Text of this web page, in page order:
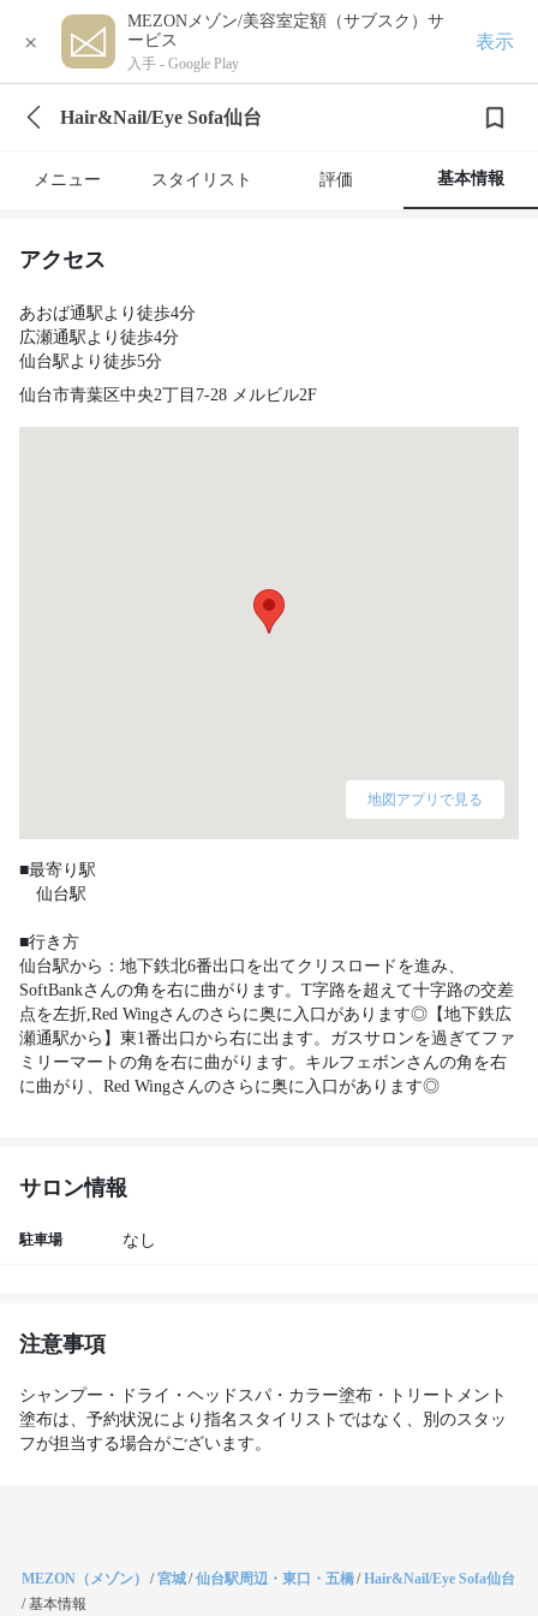
×
MEZONメゾン/美容室定額（サブスク）サ
ービス
入手 - Google Play
表示
Hair&Nail/Eye Sofa仙台
メニュー スタイリスト 評価 基本情報
アクセス
あおば通駅より徒歩4分
広瀬通駅より徒歩4分
仙台駅より徒歩5分
仙台市青葉区中央2丁目7-28 メルビル2F
地図アプリで見る
■最寄り駅
仙台駅
■行き方
仙台駅から：地下鉄北6番出口を出てクリスロードを進み、
SoftBankさんの角を右に曲がります。T字路を超えて十字路の交差
点を左折,Red Wingさんのさらに奥に入口があります◎【地下鉄広
瀬通駅から】東1番出口から右に出ます。ガスサロンを過ぎてファ
ミリーマートの角を右に曲がります。キルフェボンさんの角を右
に曲がり、Red Wingさんのさらに奥に入口があります◎
サロン情報
駐車場 なし
注意事項
シャンプー・ドライ・ヘッドスパ・カラー塗布・トリートメント
塗布は、予約状況により指名スタイリストではなく、別のスタッ
フが担当する場合がございます。
MEZON（メゾン） /宮城/仙台駅周辺・東口・五橋/Hair&Nail/Eye Sofa仙台
/基本情報